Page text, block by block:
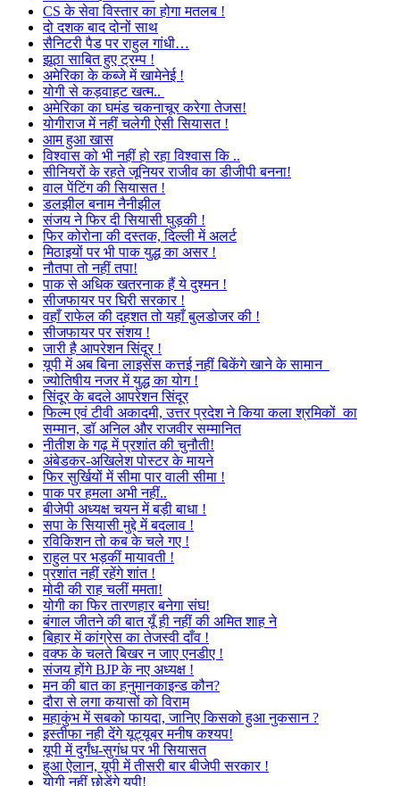
CS के सेवा विस्तार का होगा मतलब !
दो दशक बाद दोनों साथ
सैनिटरी पैड पर राहुल गांधी…
झूठा साबित हुए ट्रम्प !
अमेरिका के कब्जे में खामेनेई !
योगी से कड़वाहट खत्म..
अमेरिका का घमंड चकनाचूर करेगा तेजस!
योगीराज में नहीं चलेगी ऐसी सियासत !
आम हुआ खास
विश्वास को भी नहीं हो रहा विश्वास कि ..
सीनियरों के रहते जूनियर राजीव का डीजीपी बनना!
वाल पेंटिंग की सियासत !
डलझील बनाम नैनीझील
संजय ने फिर दी सियासी घुड़की !
फिर कोरोना की दस्तक, दिल्ली में अलर्ट
मिठाइयों पर भी पाक युद्ध का असर !
नौतपा तो नहीं तपा!
पाक से अधिक खतरनाक हैं ये दुश्मन !
सीजफायर पर घिरी सरकार !
वहाँ राफेल की दहशत तो यहाँ बुलडोजर की !
सीजफायर पर संशय !
जारी है आपरेशन सिंदूर !
यूपी में अब बिना लाइसेंस कत्तई नहीं बिकेंगे खाने के सामान
ज्योतिषीय नजर में युद्ध का योग !
सिंदूर के बदले आपरेशन सिंदूर
फिल्म एवं टीवी अकादमी, उत्तर प्रदेश ने किया कला श्रमिकों का
सम्मान, डॉ अनिल और राजवीर सम्मानित
नीतीश के गढ़ में प्रशांत की चुनौती!
अंबेडकर-अखिलेश पोस्टर के मायने
फिर सुर्खियों में सीमा पार वाली सीमा !
पाक पर हमला अभी नहीं..
बीजेपी अध्यक्ष चयन में बड़ी बाधा !
सपा के सियासी मुद्दे में बदलाव !
रविकिशन तो कब के चले गए !
राहुल पर भड़कीं मायावती !
प्रशांत नहीं रहेंगे शांत !
मोदी की राह चलीं ममता!
योगी का फिर तारणहार बनेगा संघ!
बंगाल जीतने की बात यूँ ही नहीं की अमित शाह ने
बिहार में कांग्रेस का तेजस्वी दाँव !
वक्फ के चलते बिखर न जाए एनडीए !
संजय होंगे BJP के नए अध्यक्ष !
मन की बात का हनुमानकाइन्ड कौन?
दौरा से लगा कयासों को विराम
महाकुंभ में सबको फायदा, जानिए किसको हुआ नुकसान ?
इस्तीफा नही देंगे यूट्यूबर मनीष कश्यप!
यूपी में दुर्गंध-सुगंध पर भी सियासत
हुआ ऐलान, यूपी में तीसरी बार बीजेपी सरकार !
योगी नहीं छोड़ेंगे यूपी!